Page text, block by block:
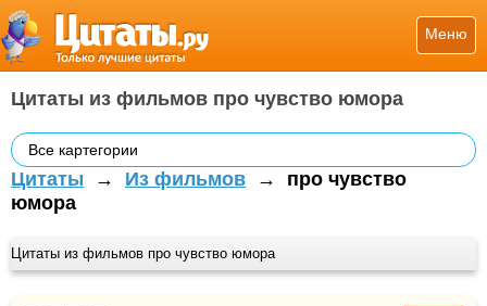
Меню
Цитаты из фильмов про чувство юмора
Все картегории
Цитаты → Из фильмов → про чувство
юмора
Цитаты из фильмов про чувство юмора